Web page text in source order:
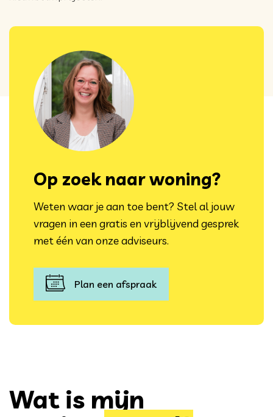
Op zoek naar woning?
Weten waar je aan toe bent? Stel al jouw
vragen in een gratis en vrijblijvend gesprek
met één van onze adviseurs.
Plan een afspraak
Wat is mijn